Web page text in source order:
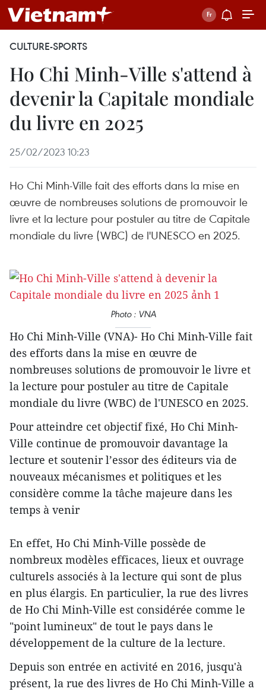
CULTURE-SPORTS
Ho Chi Minh-Ville s'attend à
devenir la Capitale mondiale
du livre en 2025
25/02/2023 10:23
Ho Chi Minh-Ville fait des efforts dans la mise en
œuvre de nombreuses solutions de promouvoir le
livre et la lecture pour postuler au titre de Capitale
mondiale du livre (WBC) de l'UNESCO en 2025.
Photo : VNA
Ho Chi Minh-Ville (VNA)- Ho Chi Minh-Ville fait
des efforts dans la mise en œuvre de
nombreuses solutions de promouvoir le livre et
la lecture pour postuler au titre de Capitale
mondiale du livre (WBC) de l'UNESCO en 2025.
Pour atteindre cet objectif fixé, Ho Chi Minh-
Ville continue de promouvoir davantage la
lecture et soutenir l’essor des éditeurs via de
nouveaux mécanismes et politiques et les
considère comme la tâche majeure dans les
temps à venir
En effet, Ho Chi Minh-Ville possède de
nombreux modèles efficaces, lieux et ouvrage
culturels associés à la lecture qui sont de plus
en plus élargis. En particulier, la rue des livres
de Ho Chi Minh-Ville est considérée comme le
"point lumineux" de tout le pays dans le
développement de la culture de la lecture.
Depuis son entrée en activité en 2016, jusqu'à
présent, la rue des livres de Ho Chi Minh-Ville a